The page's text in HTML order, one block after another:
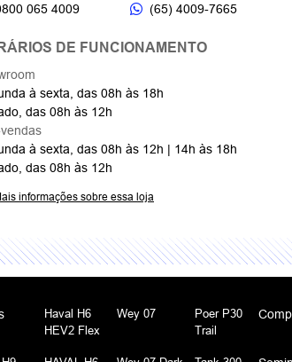
065 4009
(65) 4009-7665
DE FUNCIONAMENTO
à sexta, das 08h às 18h
das 08h às 12h
à sexta, das 08h às 12h | 14h às 18h
das 08h às 12h
informações sobre essa loja
Haval H6
HEV2 Flex
Wey 07
Poer P30
Trail